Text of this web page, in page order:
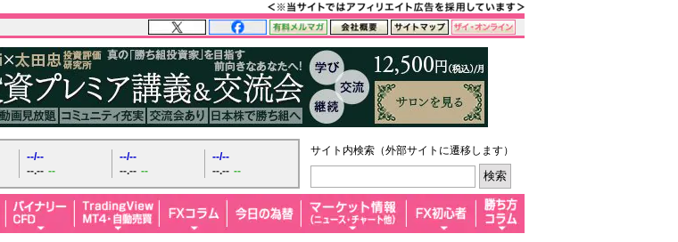
--/--
--.-- --
--/--
--.-- --
--/--
--.-- --
サイト内検索（外部サイトに遷移します）